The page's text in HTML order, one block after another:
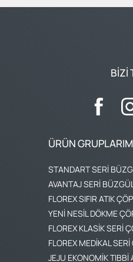
BIZI
ÜRÜN
STANDART SERİ
AVANTAJ SERİ
FLOREX SIFIR ATIK
YENİ NESİL DÖKME
FLOREX KLASİK SERİ
FLOREX MEDİKAL
JEJU EKONOMİK TIBBİ